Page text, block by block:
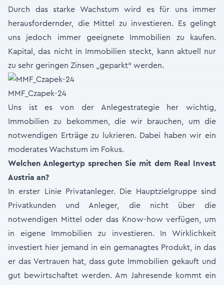
Durch das starke Wachstum wird es für uns immer
herausfordernder, die Mittel zu investieren. Es gelingt
uns jedoch immer geeignete Immobilien zu kaufen.
Kapital, das nicht in Immobilien steckt, kann aktuell nur
zu sehr geringen Zinsen „geparkt“ werden.
MMF_Czapek-24
Uns ist es von der Anlegestrategie her wichtig,
Immobilien zu bekommen, die wir brauchen, um die
notwendigen Erträge zu lukrieren. Dabei haben wir ein
moderates Wachstum im Fokus.
Welchen Anlegertyp sprechen Sie mit dem Real Invest
Austria an?
In erster Linie Privatanleger. Die Hauptzielgruppe sind
Privatkunden und Anleger, die nicht über die
notwendigen Mittel oder das Know-how verfügen, um
in eigene Immobilien zu investieren. In Wirklichkeit
investiert hier jemand in ein gemanagtes Produkt, in das
er das Vertrauen hat, dass gute Immobilien gekauft und
gut bewirtschaftet werden. Am Jahresende kommt ein